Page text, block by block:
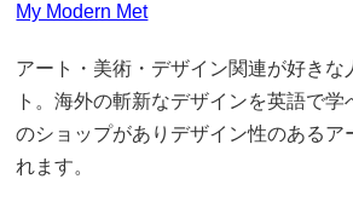
My Modern Met
アート・美術・デザイン関連が好きな
ト。海外の斬新なデザインを英語で学
のショップがありデザイン性のあるア
れます。